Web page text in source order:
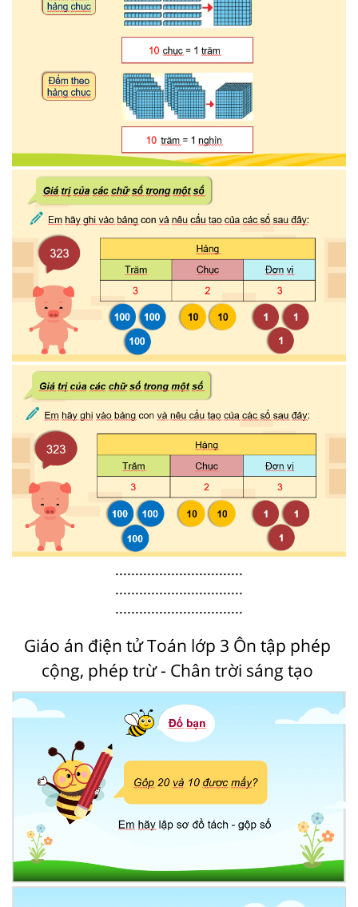
................................
................................
................................
Giáo án điện tử Toán lớp 3 Ôn tập phép
cộng, phép trừ - Chân trời sáng tạo